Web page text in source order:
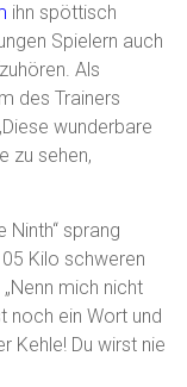
ihn spöttisch
Spielern auch
Als
des Trainers
wunderbare
zu sehen,
sprang
Kilo schweren
mich nicht
noch ein Wort und
Kehle! Du wirst nie